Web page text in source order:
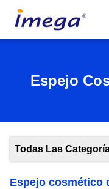
Espejo
Todas Las
Espejo cosmético